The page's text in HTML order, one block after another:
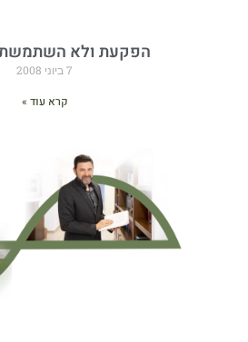
הפקעת ולא השתמשת
7 ביוני 2008
קרא עוד »